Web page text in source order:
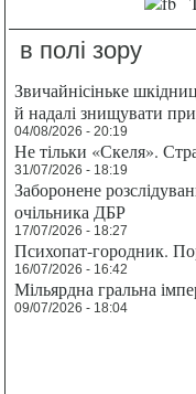
в полі зору
Звичайнісіньке
й надалі знищувати
04/08/2026 - 20:19
Не тільки «Скеля».
31/07/2026 - 18:19
Заборонене
очільника ДБР
17/07/2026 - 18:27
Психопат-городник.
16/07/2026 - 16:42
Мільярдна гральна
09/07/2026 - 18:04